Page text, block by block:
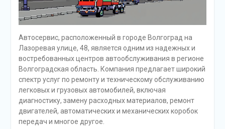
Автосервис, расположенный в городе Волгоград на
Лазоревая улице, 48, является одним из надежных и
востребованных центров автообслуживания в регионе
Волгоградская область. Компания предлагает широкий
спектр услуг по ремонту и техническому обслуживанию
легковых и грузовых автомобилей, включая
диагностику, замену расходных материалов, ремонт
двигателей, автоматических и механических коробок
передач и многое другое.